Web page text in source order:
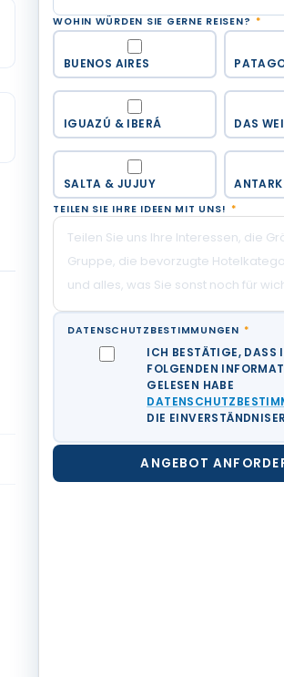
WOHIN WÜRDEN SIE GERNE REISEN? *
BUENOS AIRES
IGUAZÚ & IBERÁ DAS
SALTA & JUJUY
TEILEN SIE IHRE IDEEN MIT UNS! *
DATENSCHUTZBESTIMMUNGEN *
ICH BESTÄTIGE, DASS
FOLGENDEN
GELESEN HABE
DIE
ANGEBOT